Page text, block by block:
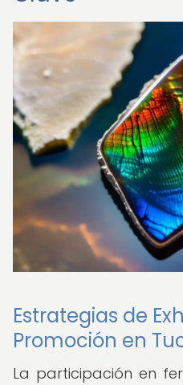
Estrategias de
Promoción en
La participación en